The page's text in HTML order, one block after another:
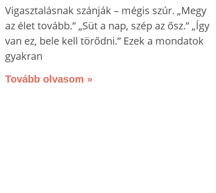
Vigasztalásnak szánják – mégis szúr. „Megy
az élet tovább.” „Süt a nap, szép az ősz.” „Így
van ez, bele kell törődni.” Ezek a mondatok
gyakran
Tovább olvasom »